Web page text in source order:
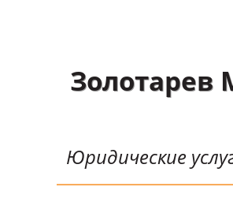
Прайс-лист
Обращения
Судебная практика
Юридические